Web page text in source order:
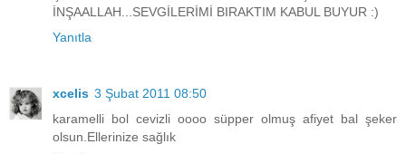
İNŞAALLAH...SEVGİLERİMİ BIRAKTIM KABUL BUYUR :)
Yanıtla
xcelis 3 Şubat 2011 08:50
karamelli bol cevizli oooo süpper olmuş afiyet bal şeker
olsun.Ellerinize sağlık